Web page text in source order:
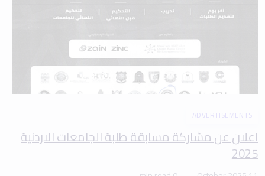
ADVERTISEMENTS
اعلان عن مشاركة مسابقة طلبة الجامعات الاردنية
2025